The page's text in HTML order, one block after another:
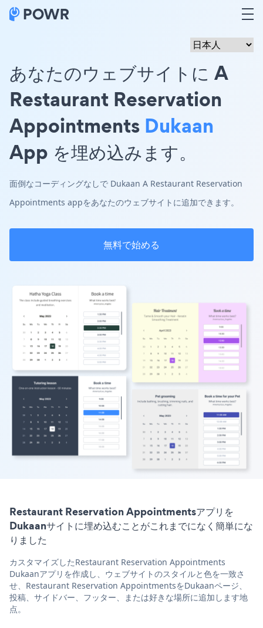
あなたのウェブサイトに A
Restaurant Reservation
Appointments Dukaan
App を埋め込みます。
面倒なコーディングなしで Dukaan A Restaurant Reservation
Appointments appをあなたのウェブサイトに追加できます。
無料で始める
Restaurant Reservation Appointmentsアプリを
Dukaanサイトに埋め込むことがこれまでになく簡単にな
りました
カスタマイズしたRestaurant Reservation Appointments
Dukaanアプリを作成し、ウェブサイトのスタイルと色を一致さ
せ、Restaurant Reservation AppointmentsをDukaanページ、
投稿、サイドバー、フッター、または好きな場所に追加します地
点。